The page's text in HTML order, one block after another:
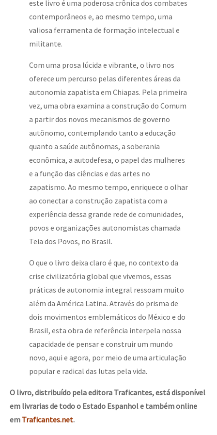
este livro é uma poderosa crônica dos combates
contemporâneos e, ao mesmo tempo, uma
valiosa ferramenta de formação intelectual e
militante.
Com uma prosa lúcida e vibrante, o livro nos
oferece um percurso pelas diferentes áreas da
autonomia zapatista em Chiapas. Pela primeira
vez, uma obra examina a construção do Comum
a partir dos novos mecanismos de governo
autônomo, contemplando tanto a educação
quanto a saúde autônomas, a soberania
econômica, a autodefesa, o papel das mulheres
e a função das ciências e das artes no
zapatismo. Ao mesmo tempo, enriquece o olhar
ao conectar a construção zapatista com a
experiência dessa grande rede de comunidades,
povos e organizações autonomistas chamada
Teia dos Povos, no Brasil.
O que o livro deixa claro é que, no contexto da
crise civilizatória global que vivemos, essas
práticas de autonomia integral ressoam muito
além da América Latina. Através do prisma de
dois movimentos emblemáticos do México e do
Brasil, esta obra de referência interpela nossa
capacidade de pensar e construir um mundo
novo, aqui e agora, por meio de uma articulação
popular e radical das lutas pela vida.
O livro, distribuído pela editora Traficantes, está disponível
em livrarias de todo o Estado Espanhol e também online
em Traficantes.net.